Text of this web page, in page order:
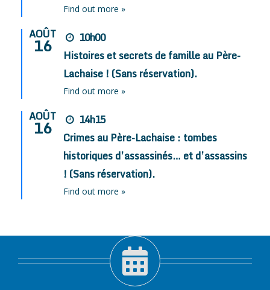
Find out more »
AOÛT
16
10h00
Histoires et secrets de famille au Père-
Lachaise ! (Sans réservation).
Find out more »
AOÛT
16
14h15
Crimes au Père-Lachaise : tombes
historiques d’assassinés… et d’assassins
! (Sans réservation).
Find out more »